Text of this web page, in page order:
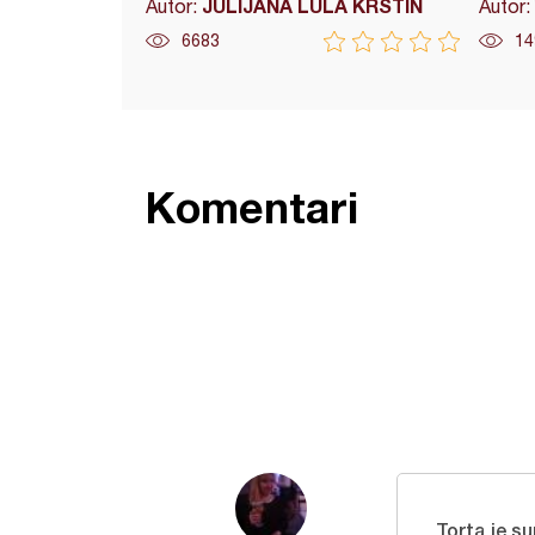
Autor: JULIJANA LULA KRSTIN
6683
Autor:
Komentari
Torta je